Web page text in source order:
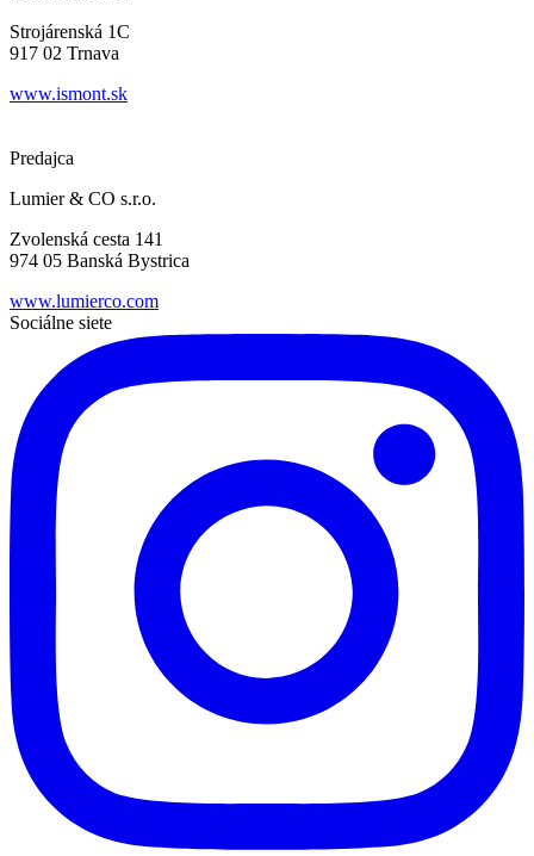
Strojárenská 1C
917 02 Trnava
www.ismont.sk
Predajca
Lumier & CO s.r.o.
Zvolenská cesta 141
974 05 Banská Bystrica
www.lumierco.com
Sociálne siete